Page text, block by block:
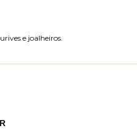
e joalheiros.